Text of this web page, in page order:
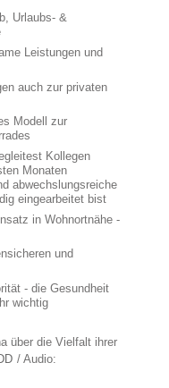
Urlaubs- &
Leistungen und
auch zur privaten
Modell zur
Kollegen
Monaten
abwechslungsreiche
eingearbeitet bist
in Wohnortnähe -
und
- die Gesundheit
wichtig
über die Vielfalt ihrer
/ Audio: